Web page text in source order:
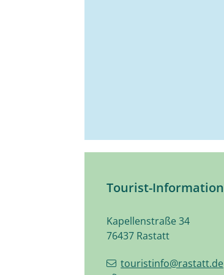
Tourist-Information
Kapellenstraße 34
76437 Rastatt
touristinfo@rastatt.de